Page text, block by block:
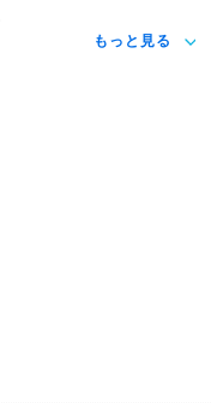
もっと見る